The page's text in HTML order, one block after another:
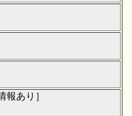
報あり］